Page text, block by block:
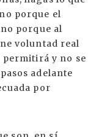
porque el
porque al
voluntad real
permitirá y no se
adelante
por